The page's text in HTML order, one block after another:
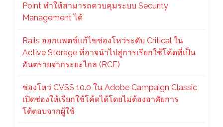
Point ทำให้สามารถควบคุมระบบ Security
Management ได้
Rails ออกแพตช์แก้ไขช่องโหว่ระดับ Critical ใน
Active Storage ที่อาจนำไปสู่การเรียกใช้โค้ดที่เป็น
อันตรายจากระยะไกล (RCE)
ช่องโหว่ CVSS 10.0 ใน Adobe Campaign Classic
เปิดช่องให้เรียกใช้โค้ดได้โดยไม่ต้องอาศัยการ
โต้ตอบจากผู้ใช้